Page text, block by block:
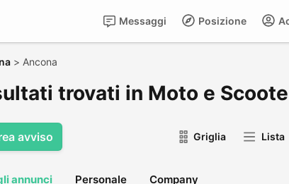
Posizione
Messaggi
> Ancona
trovati in Moto e
avviso Griglia Lista
annunci Personale Company